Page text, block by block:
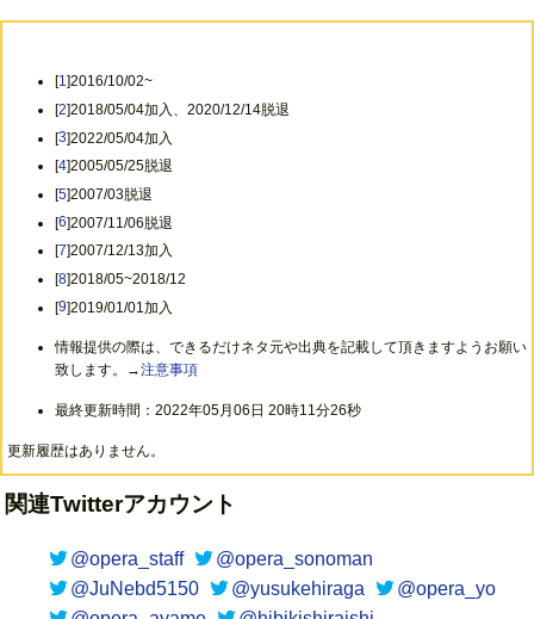
[1]2016/10/02~
[2]2018/05/04加入、2020/12/14脱退
[3]2022/05/04加入
[4]2005/05/25脱退
[5]2007/03脱退
[6]2007/11/06脱退
[7]2007/12/13加入
[8]2018/05~2018/12
[9]2019/01/01加入
情報提供の際は、できるだけネタ元や出典を記載して頂きますようお願い
致します。→注意事項
最終更新時間：2022年05月06日 20時11分26秒
更新履歴はありません。
関連Twitterアカウント
@opera_staff
@opera_sonoman
@JuNebd5150
@yusukehiraga
@opera_yo